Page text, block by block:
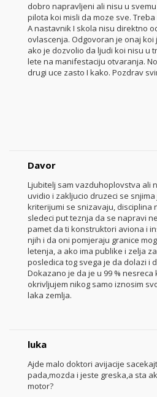
dobro napravljeni ali nisu u
pilota koi misli da moze sve.
A nastavnik I skola nisu direktno
ovlascenja. Odgovoran je onaj
ako je dozvolio da ljudi koi nisu u
lete na manifestaciju otvaranja.
drugi uce zasto I kako. Pozdrav
Davor
Ljubitelj sam vazduhoplovstva ali
uvidio i zakljucio druzeci se
kriterijumi se snizavaju, disciplina
sledeci put teznja da se napravi
pamet da ti konstruktori aviona i
njih i da oni pomjeraju granice
letenja, a ako ima publike i zelja
posledica tog svega je da dolazi i
Dokazano je da je u 99 %
okrivljujem nikog samo iznosim
laka zemlja.
luka
Ajde malo doktori avijacije
pada,mozda i jeste greska,a sta
motor?